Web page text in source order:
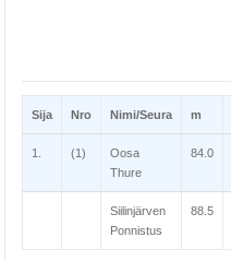
Sija Nro Nimi/Seura m
1. (1)
Oosa
Thure
84.0
Siilinjärven
Ponnistus
88.5